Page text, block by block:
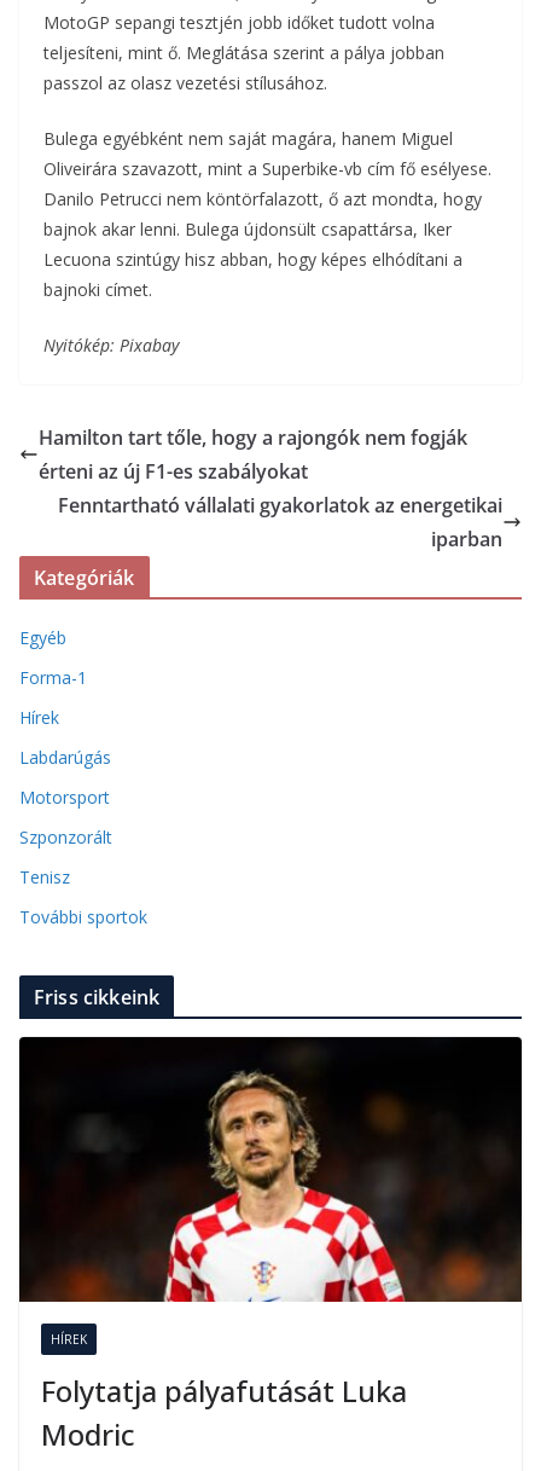
MotoGP sepangi tesztjén jobb időket tudott volna
teljesíteni, mint ő. Meglátása szerint a pálya jobban
passzol az olasz vezetési stílusához.
Bulega egyébként nem saját magára, hanem Miguel
Oliveirára szavazott, mint a Superbike-vb cím fő esélyese.
Danilo Petrucci nem köntörfalazott, ő azt mondta, hogy
bajnok akar lenni. Bulega újdonsült csapattársa, Iker
Lecuona szintúgy hisz abban, hogy képes elhódítani a
bajnoki címet.
Nyitókép: Pixabay
Hamilton tart tőle, hogy a rajongók nem fogják
érteni az új F1-es szabályokat
Fenntartható vállalati gyakorlatok az energetikai
iparban
Kategóriák
Egyéb
Forma-1
Hírek
Labdarúgás
Motorsport
Szponzorált
Tenisz
További sportok
Friss cikkeink
HÍREK
Folytatja pályafutását Luka
Modric